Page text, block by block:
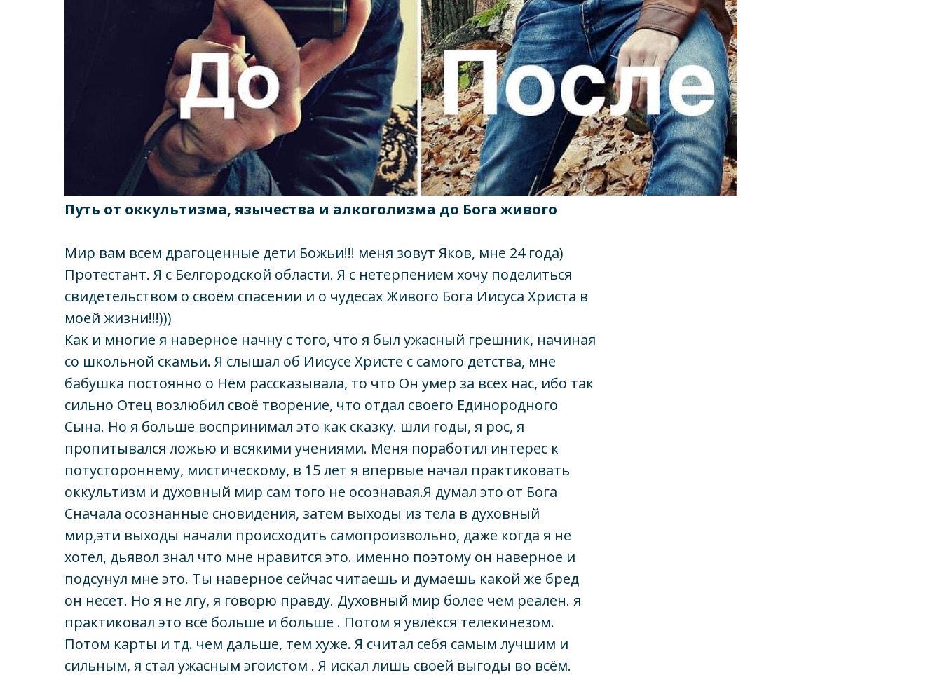
Путь от оккультизма, язычества и алкоголизма до Бога живого
Мир вам всем драгоценные дети Божьи!!! меня зовут Яков, мне 24 года)
Протестант. Я с Белгородской области. Я с нетерпением хочу поделиться
свидетельством о своём спасении и о чудесах Живого Бога Иисуса Христа в
моей жизни!!!)))
Как и многие я наверное начну с того, что я был ужасный грешник, начиная
со школьной скамьи. Я слышал об Иисусе Христе с самого детства, мне
бабушка постоянно о Нём рассказывала, то что Он умер за всех нас, ибо так
сильно Отец возлюбил своё творение, что отдал своего Единородного
Сына. Но я больше воспринимал это как сказку. шли годы, я рос, я
пропитывался ложью и всякими учениями. Меня поработил интерес к
потустороннему, мистическому, в 15 лет я впервые начал практиковать
оккультизм и духовный мир сам того не осознавая.Я думал это от Бога
Сначала осознанные сновидения, затем выходы из тела в духовный
мир,эти выходы начали происходить самопроизвольно, даже когда я не
хотел, дьявол знал что мне нравится это. именно поэтому он наверное и
подсунул мне это. Ты наверное сейчас читаешь и думаешь какой же бред
он несёт. Но я не лгу, я говорю правду. Духовный мир более чем реален. я
практиковал это всё больше и больше . Потом я увлёкся телекинезом.
Потом карты и тд. чем дальше, тем хуже. Я считал себя самым лучшим и
сильным, я стал ужасным эгоистом . Я искал лишь своей выгоды во всём.